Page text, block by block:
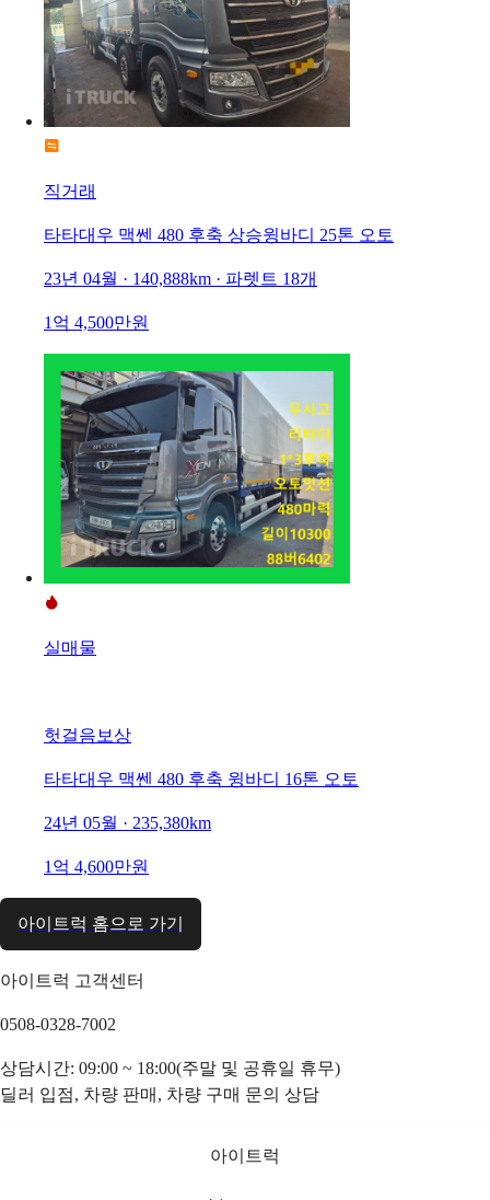
직거래
타타대우 맥쎈 480 후축 상승윙바디 25톤 오토
23년 04월 · 140,888km · 파렛트 18개
1억 4,500만원
실매물
헛걸음보상
타타대우 맥쎈 480 후축 윙바디 16톤 오토
24년 05월 · 235,380km
1억 4,600만원
아이트럭 홈으로 가기
아이트럭 고객센터
0508-0328-7002
상담시간: 09:00 ~ 18:00(주말 및 공휴일 휴무)
딜러 입점, 차량 판매, 차량 구매 문의 상담
아이트럭